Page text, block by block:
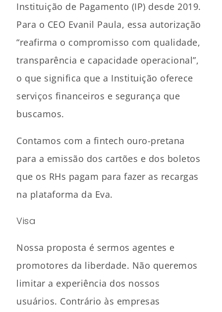
Instituição de Pagamento (IP) desde 2019.
Para o CEO Evanil Paula, essa autorização
“reafirma o compromisso com qualidade,
transparência e capacidade operacional”,
o que significa que a Instituição oferece
serviços financeiros e segurança que
buscamos.
Contamos com a fintech ouro-pretana
para a emissão dos cartões e dos boletos
que os RHs pagam para fazer as recargas
na plataforma da Eva.
Visa
Nossa proposta é sermos agentes e
promotores da liberdade. Não queremos
limitar a experiência dos nossos
usuários. Contrário às empresas